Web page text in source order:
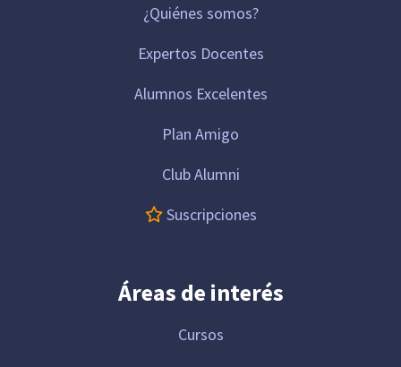
¿Quiénes somos?
Expertos Docentes
Alumnos Excelentes
Plan Amigo
Club Alumni
Suscripciones
Áreas de interés
Cursos